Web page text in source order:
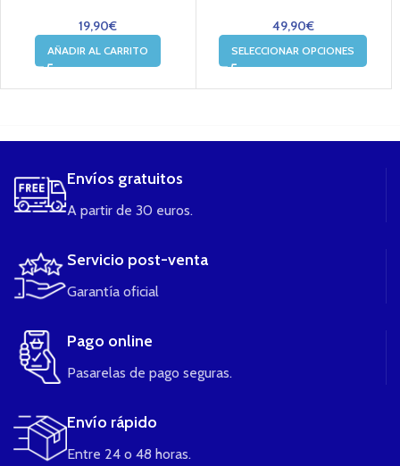
19,90€
AÑADIR AL CARRITO
49,90€
SELECCIONAR OPCIONES
Envíos gratuitos
A partir de 30 euros.
Servicio post-venta
Garantía oficial
Pago online
Pasarelas de pago seguras.
Envío rápido
Entre 24 o 48 horas.